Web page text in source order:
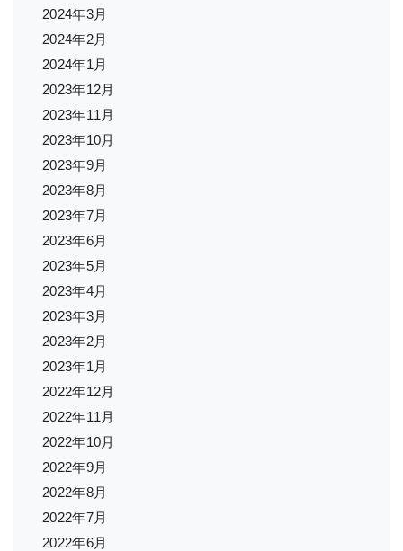
2024年3月
2024年2月
2024年1月
2023年12月
2023年11月
2023年10月
2023年9月
2023年8月
2023年7月
2023年6月
2023年5月
2023年4月
2023年3月
2023年2月
2023年1月
2022年12月
2022年11月
2022年10月
2022年9月
2022年8月
2022年7月
2022年6月